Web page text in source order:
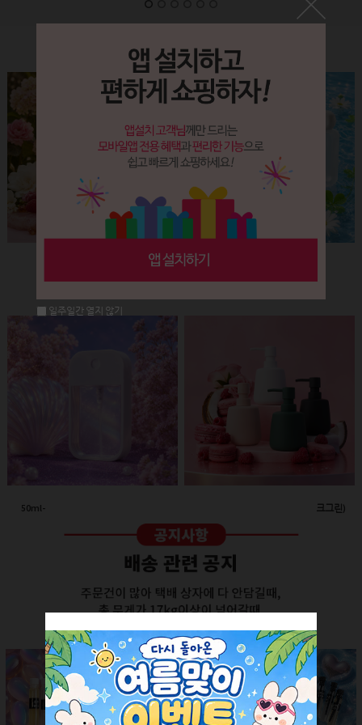
Label&Bottle
50ml-애플 스프레이(투명/화이트캡)
회원공개
260ml-고급세라믹 펌프용기(다크그린)
회원공개
더보기 +
일주일간 열지 않기